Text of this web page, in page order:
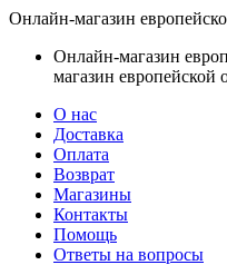
Онлайн-магазин
Онлайн-магазин
магазин европейской
О нас
Доставка
Оплата
Возврат
Магазины
Контакты
Помощь
Ответы на вопросы